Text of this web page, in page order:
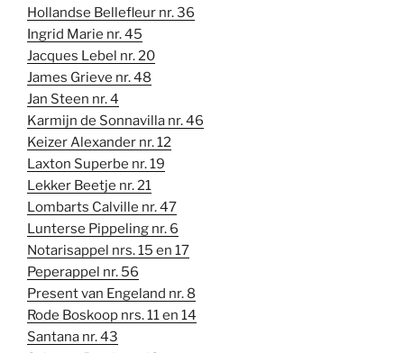
Hollandse Bellefleur nr. 36
Ingrid Marie nr. 45
Jacques Lebel nr. 20
James Grieve nr. 48
Jan Steen nr. 4
Karmijn de Sonnavilla nr. 46
Keizer Alexander nr. 12
Laxton Superbe nr. 19
Lekker Beetje nr. 21
Lombarts Calville nr. 47
Lunterse Pippeling nr. 6
Notarisappel nrs. 15 en 17
Peperappel nr. 56
Present van Engeland nr. 8
Rode Boskoop nrs. 11 en 14
Santana nr. 43